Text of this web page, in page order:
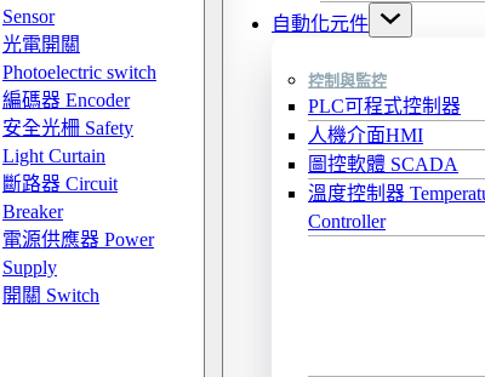
Sensor
光電開關
Photoelectric switch
編碼器 Encoder
安全光柵 Safety
Light Curtain
斷路器 Circuit
Breaker
電源供應器 Power
Supply
開關 Switch
自動化元件
控制與監控
PLC可程式控制器
人機介面HMI
圖控軟體 SCADA
溫度控制器
Controller